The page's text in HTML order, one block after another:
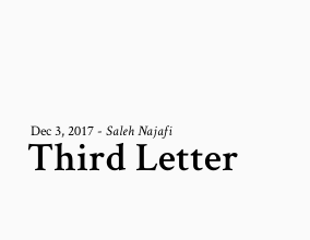
Dec 3, 2017- Saleh Najafi
Third Letter